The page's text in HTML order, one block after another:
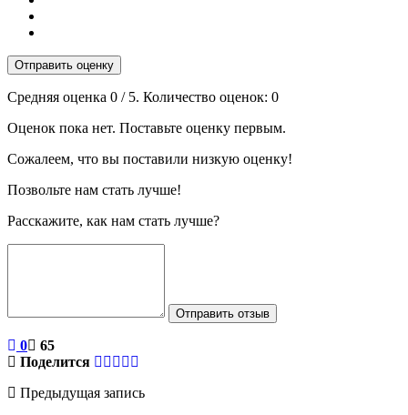
Отправить оценку
Средняя оценка 0 / 5. Количество оценок: 0
Оценок пока нет. Поставьте оценку первым.
Сожалеем, что вы поставили низкую оценку!
Позвольте нам стать лучше!
Расскажите, как нам стать лучше?
Отправить отзыв
0
65
Поделится
Предыдущая запись